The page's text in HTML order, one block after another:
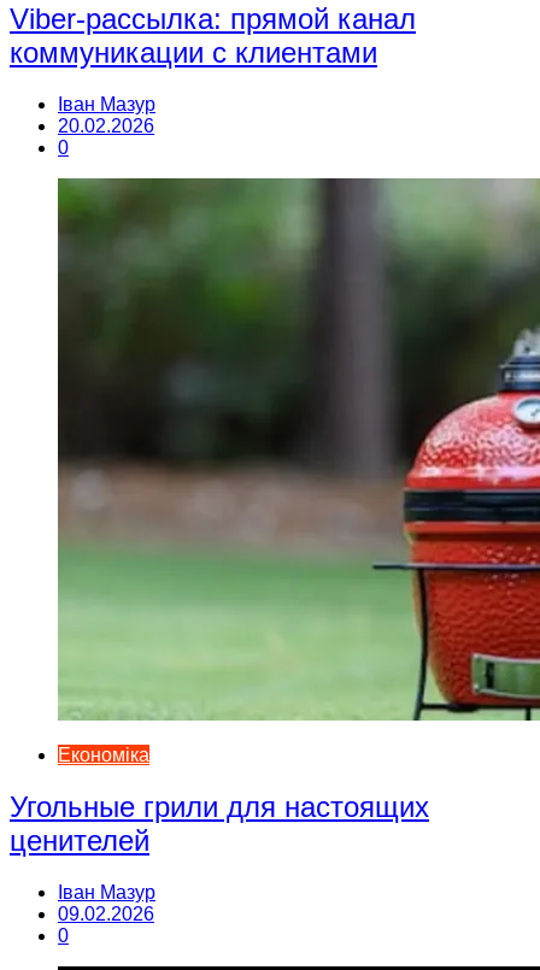
Viber-рассылка: прямой канал
коммуникации с клиентами
Іван Мазур
20.02.2026
0
Економіка
Угольные грили для настоящих
ценителей
Іван Мазур
09.02.2026
0